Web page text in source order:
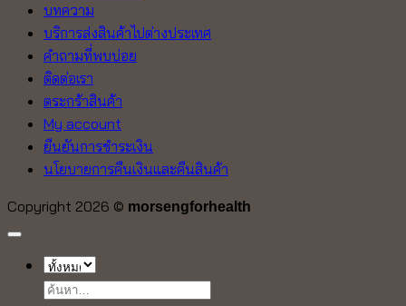
บทความ
บริการส่งสินค้าไปต่างประเทศ
คำถามที่พบบ่อย
ติดต่อเรา
ตระกร้าสินค้า
My account
ยืนยันการชำระเงิน
นโยบายการคืนเงินและคืนสินค้า
Copyright 2026 © morsengforhealth
ค้นหา: